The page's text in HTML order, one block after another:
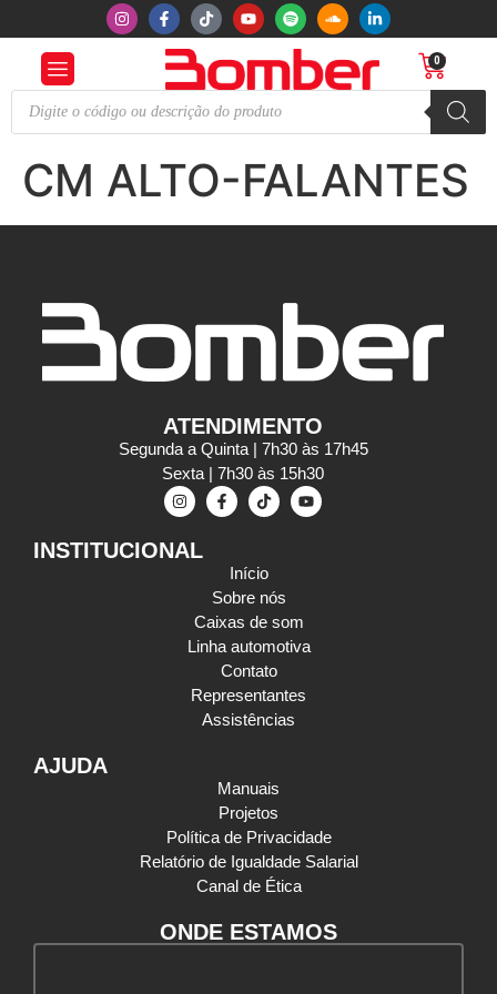
0
CM ALTO-FALANTES
ATENDIMENTO
Segunda a Quinta | 7h30 às 17h45
Sexta | 7h30 às 15h30
INSTITUCIONAL
Início
Sobre nós
Caixas de som
Linha automotiva
Contato
Representantes
Assistências
AJUDA
Manuais
Projetos
Política de Privacidade
Relatório de Igualdade Salarial
Canal de Ética
ONDE ESTAMOS